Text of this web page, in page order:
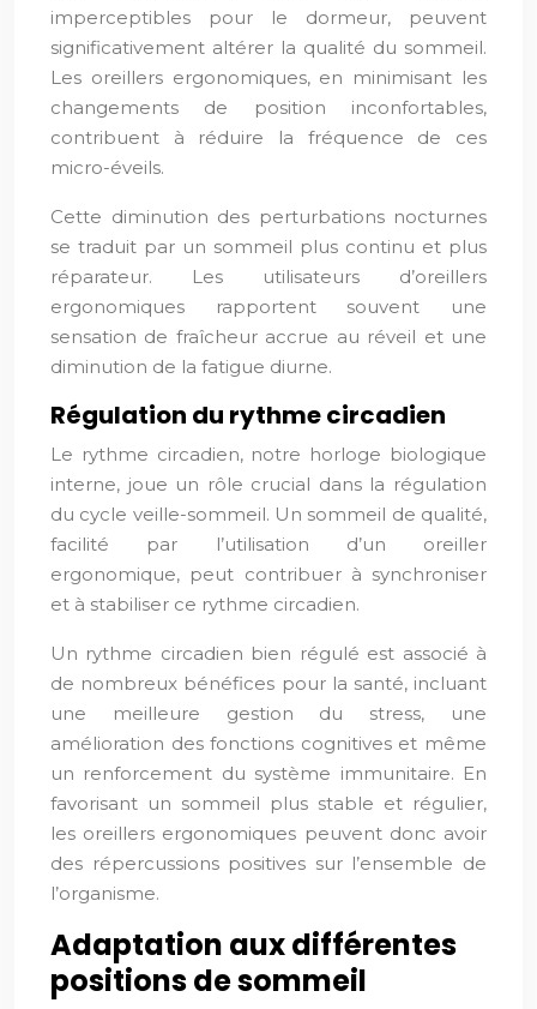
imperceptibles pour le dormeur, peuvent
significativement altérer la qualité du sommeil.
Les oreillers ergonomiques, en minimisant les
changements de position inconfortables,
contribuent à réduire la fréquence de ces
micro-éveils.
Cette diminution des perturbations nocturnes
se traduit par un sommeil plus continu et plus
réparateur. Les utilisateurs d’oreillers
ergonomiques rapportent souvent une
sensation de fraîcheur accrue au réveil et une
diminution de la fatigue diurne.
Régulation du rythme circadien
Le rythme circadien, notre horloge biologique
interne, joue un rôle crucial dans la régulation
du cycle veille-sommeil. Un sommeil de qualité,
facilité par l’utilisation d’un oreiller
ergonomique, peut contribuer à synchroniser
et à stabiliser ce rythme circadien.
Un rythme circadien bien régulé est associé à
de nombreux bénéfices pour la santé, incluant
une meilleure gestion du stress, une
amélioration des fonctions cognitives et même
un renforcement du système immunitaire. En
favorisant un sommeil plus stable et régulier,
les oreillers ergonomiques peuvent donc avoir
des répercussions positives sur l’ensemble de
l’organisme.
Adaptation aux différentes
positions de sommeil